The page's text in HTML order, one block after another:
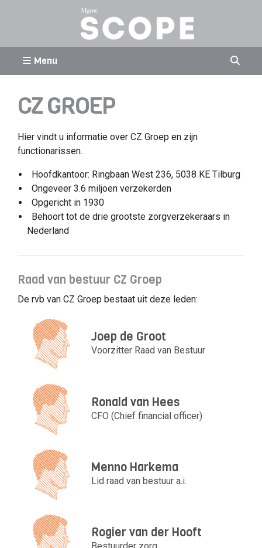
Menu
CZ GROEP
Hier vindt u informatie over CZ Groep en zijn
functionarissen.
Hoofdkantoor: Ringbaan West 236, 5038 KE Tilburg
Ongeveer 3.6 miljoen verzekerden
Opgericht in 1930
Behoort tot de drie grootste zorgverzekeraars in
Nederland
Raad van bestuur CZ Groep
De rvb van CZ Groep bestaat uit deze leden:
Joep de Groot
Voorzitter Raad van Bestuur
Ronald van Hees
CFO (Chief financial officer)
Menno Harkema
Lid raad van bestuur a.i.
Rogier van der Hooft